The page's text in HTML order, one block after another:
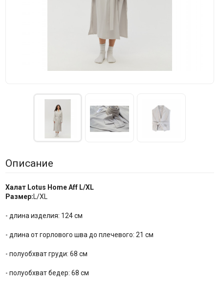
Описание
Халат Lotus Home Aff L/XL
Размер:L/XL
- длина изделия: 124 см
- длина от горлового шва до плечевого: 21 см
- полуобхват груди: 68 см
- полуобхват бедер: 68 см